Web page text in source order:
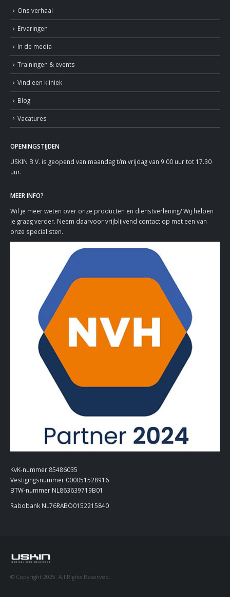
Ons verhaal
Ervaringen
In de media
Trainingen & events
Vind een kliniek
Blog
Vacatures
OPENINGSTIJDEN
USKIN B.V. is geopend van maandag t/m vrijdag van 9.00 uur tot 17.30
uur.
MEER INFO?
Wil je meer weten over onze producten en dienstverlening? Wij helpen
je graag verder. Neem daarvoor vrijblijvend contact op met een van
onze specialisten.
KvK-nummer 85486035
Vestigingsnummer 000051528916
BTW-nummer NL863639719B01
Rabobank NL76RABO0152215840
© Copyright 2025. All Rights Reserved.